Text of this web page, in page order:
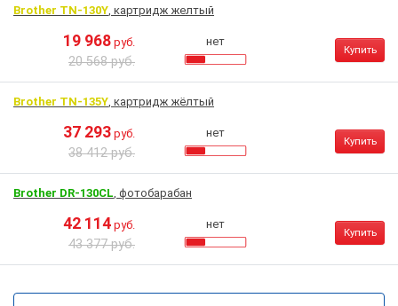
Brother TN-130Y, картридж желтый
19 968 руб.
20 568 руб.
нет
Купить
Brother TN-135Y, картридж жёлтый
37 293 руб.
38 412 руб.
нет
Купить
Brother DR-130CL, фотобарабан
42 114 руб.
43 377 руб.
нет
Купить